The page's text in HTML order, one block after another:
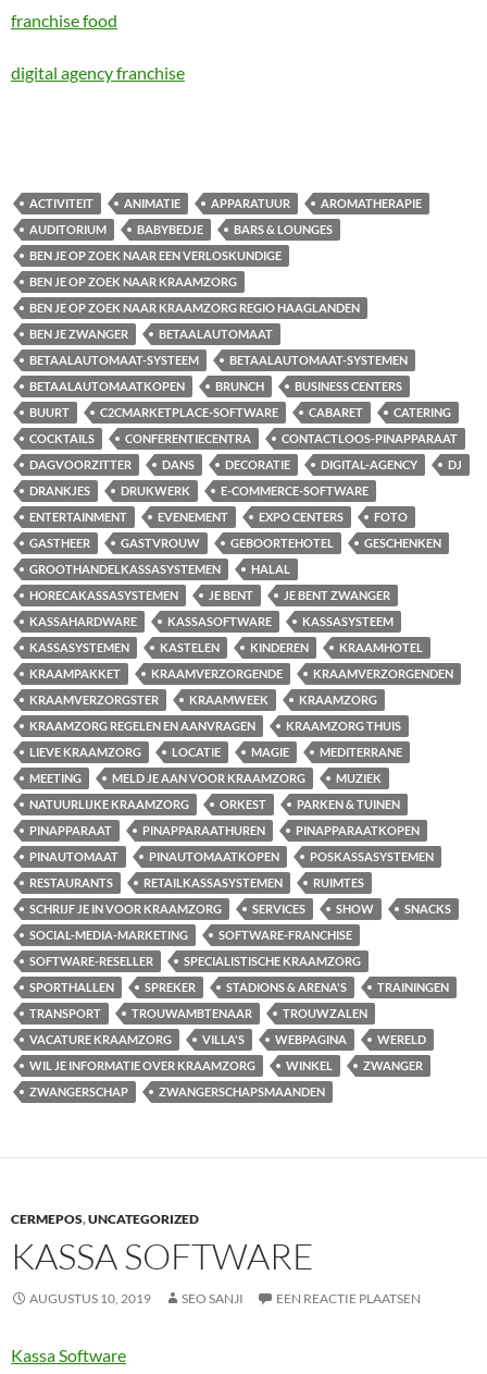
franchise food
digital agency franchise
ACTIVITEIT ANIMATIE APPARATUUR
AROMATHERAPIE
AUDITORIUM
BABYBEDJE
BARS & LOUNGES
BEN JE OP ZOEK NAAR EEN VERLOSKUNDIGE
BEN JE OP ZOEK NAAR KRAAMZORG
BEN JE OP ZOEK NAAR KRAAMZORG REGIO HAAGLANDEN
BEN JE ZWANGER
BETAALAUTOMAAT
BETAALAUTOMAAT-SYSTEEM
BETAALAUTOMAAT-SYSTEMEN
BETAALAUTOMAATKOPEN
BRUNCH
BUSINESS CENTERS
BUURT
C2CMARKETPLACE-SOFTWARE CABARET
CATERING
COCKTAILS
CONFERENTIECENTRA
CONTACTLOOS-PINAPPARAAT
DAGVOORZITTER
DANS DECORATIE DIGITAL-AGENCY
DJ
DRANKJES
DRUKWERK
E-COMMERCE-SOFTWARE
ENTERTAINMENT
EVENEMENT EXPO CENTERS
FOTO
GASTHEER
GASTVROUW GEBOORTEHOTEL
GESCHENKEN
GROOTHANDELKASSASYSTEMEN
HALAL
HORECAKASSASYSTEMEN
JE BENT
JE BENT ZWANGER
KASSAHARDWARE
KASSASOFTWARE
KASSASYSTEEM
KASSASYSTEMEN
KASTELEN KINDEREN
KRAAMHOTEL
KRAAMPAKKET
KRAAMVERZORGENDE
KRAAMVERZORGENDEN
KRAAMVERZORGSTER
KRAAMWEEK
KRAAMZORG
KRAAMZORG REGELEN EN AANVRAGEN
KRAAMZORG THUIS
LIEVE KRAAMZORG
LOCATIE MAGIE
MEDITERRANE
MEETING
MELD JE AAN VOOR KRAAMZORG
MUZIEK
NATUURLIJKE KRAAMZORG
ORKEST
PARKEN & TUINEN
PINAPPARAAT
PINAPPARAATHUREN
PINAPPARAATKOPEN
PINAUTOMAAT
PINAUTOMAATKOPEN
POSKASSASYSTEMEN
RESTAURANTS
RETAILKASSASYSTEMEN
RUIMTES
SCHRIJF JE IN VOOR KRAAMZORG
SERVICES SHOW
SNACKS
SOCIAL-MEDIA-MARKETING
SOFTWARE-FRANCHISE
SOFTWARE-RESELLER
SPECIALISTISCHE KRAAMZORG
SPORTHALLEN
SPREKER STADIONS & ARENA'S
TRAININGEN
TRANSPORT
TROUWAMBTENAAR
TROUWZALEN
VACATURE KRAAMZORG
VILLA'S WEBPAGINA
WERELD
WIL JE INFORMATIE OVER KRAAMZORG
WINKEL
ZWANGER
ZWANGERSCHAP
ZWANGERSCHAPSMAANDEN
CERMEPOS,UNCATEGORIZED
KASSA SOFTWARE
AUGUSTUS 10, 2019 SEO SANJI EEN REACTIE PLAATSEN
Kassa Software